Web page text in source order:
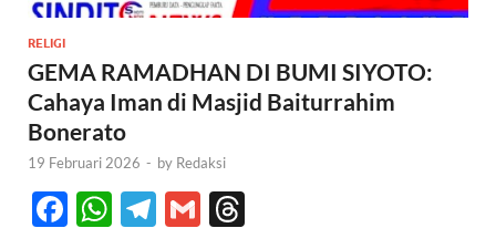
RELIGI
GEMA RAMADHAN DI BUMI SIYOTO:
Cahaya Iman di Masjid Baiturrahim
Bonerato
19 Februari 2026 - by Redaksi
F
W T
G